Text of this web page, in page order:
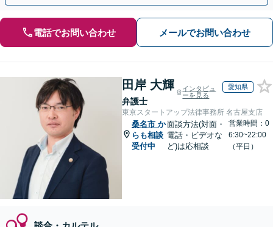
電話でお問い合わせ メールでお問い合わせ
田岸 大輝
弁護士
インタビュ
ーを見る
愛知県
東京スタートアップ法律事務所 名古屋支店
桑名市 か
らも相談
受付中
面談方法(対面・
電話・ビデオな
ど)は応相談
営業時間：0
6:30~22:00
（平日）